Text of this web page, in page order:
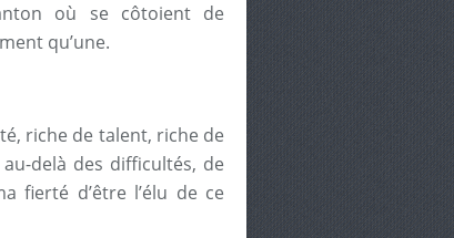
où se côtoient de
qu’une.
riche de talent, riche de
delà des difficultés, de
fierté d’être l’élu de ce